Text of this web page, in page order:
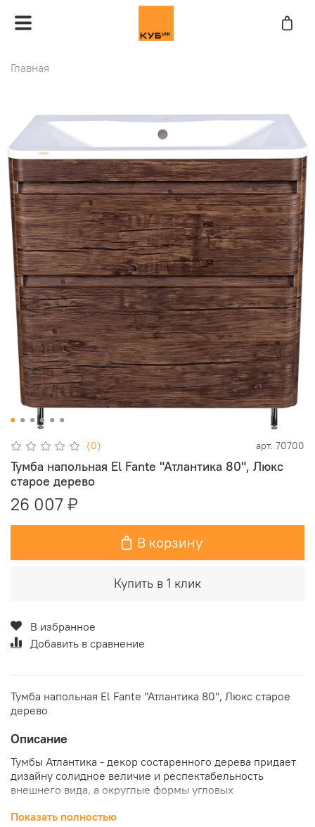
Главная
(0) арт. 70700
Тумба напольная El Fante "Атлантика 80", Люкс
старое дерево
26 007 ₽
В корзину
Купить в 1 клик
В избранное
Добавить в сравнение
Тумба напольная El Fante "Атлантика 80", Люкс старое
дерево
Описание
Тумбы Атлантика - декор состаренного дерева придает
дизайну солидное величие и респектабельность
внешнего вида, а округлые формы угловых
его элегантным и очень комфортным в эксплуатации.
Показать полностью